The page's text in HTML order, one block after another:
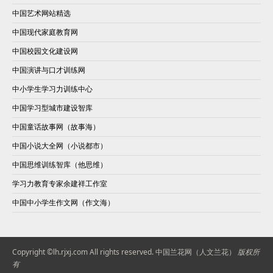
中国艺术网站精选
中国现代家庭教育网
中国校园文化建设网
中国演讲与口才训练网
中小学生学习力训练中心
中国学习型城市建设智库
中国童话故事网（故事海）
中国小说大全网（小说都市）
中国思维训练智库（他思维）
学习力教育专家余建祥工作室
中国中小学生作文网（作文海）
Copyright ©lh.rjxj.com All rights reserved.中国兰花网（人文兰花）
版权所
有